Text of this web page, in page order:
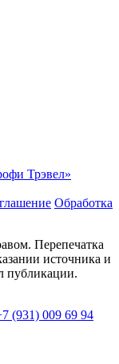
Трэвeл»
Обработка
Перепечатка
источника и
публикации.
(931) 009 69 94